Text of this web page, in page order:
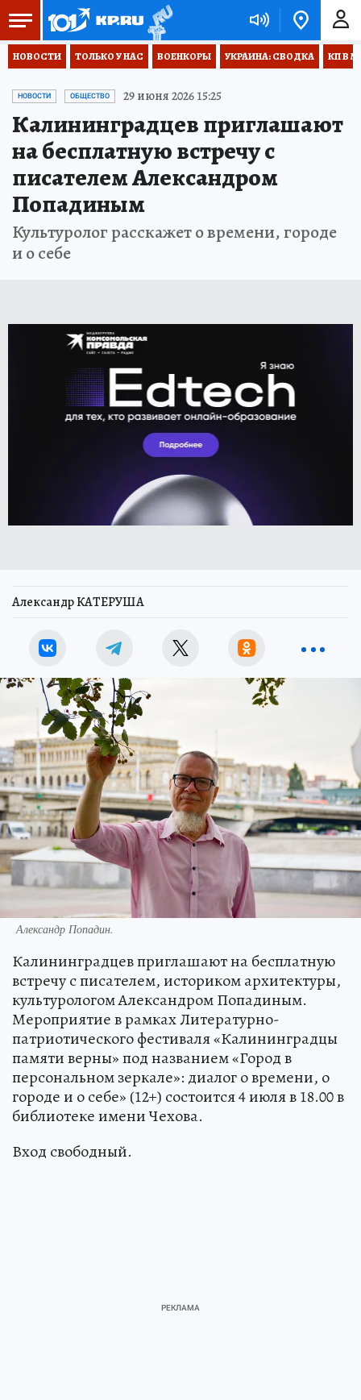
НОВОСТИ ТОЛЬКО У НАС ВОЕНКОРЫ УКРАИНА: СВОДКА КП В
НОВОСТИ ОБЩЕСТВО 29 июня 2026 15:25
Калининградцев приглашают
на бесплатную встречу с
писателем Александром
Попадиным
Культуролог расскажет о времени, городе
и о себе
Александр КАТЕРУША
Александр Попадин.
Калининградцев приглашают на бесплатную
встречу с писателем, историком архитектуры,
культурологом Александром Попадиным.
Мероприятие в рамках Литературно-
патриотического фестиваля «Калининградцы
памяти верны» под названием «Город в
персональном зеркале»: диалог о времени, о
городе и о себе» (12+) состоится 4 июля в 18.00 в
библиотеке имени Чехова.
Вход свободный.